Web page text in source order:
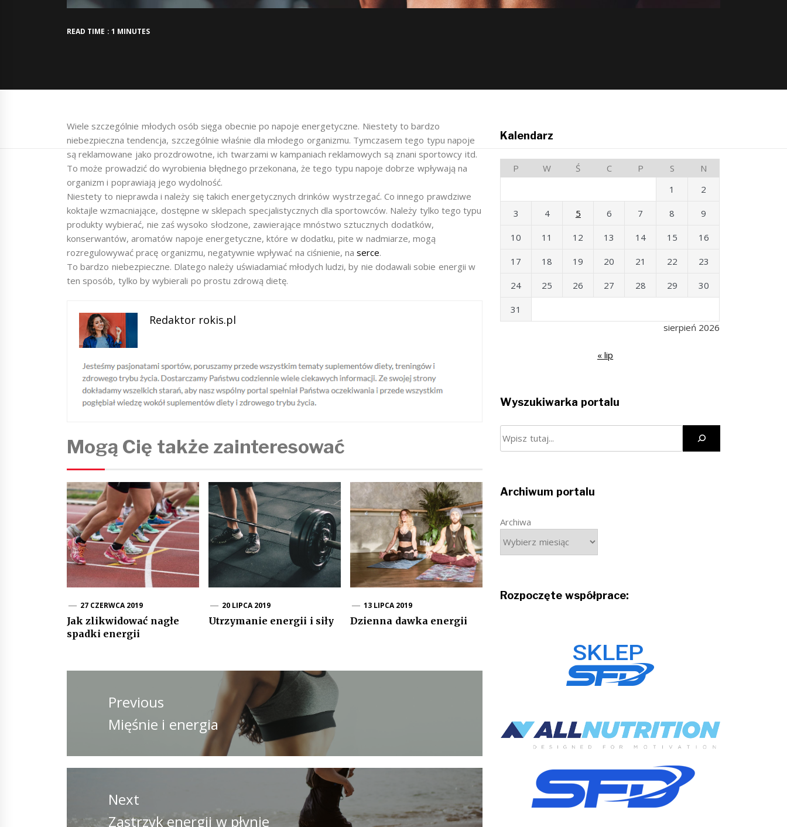
READ TIME : 1 MINUTES
Wiele szczególnie młodych osób sięga obecnie po napoje energetyczne. Niestety to bardzo
niebezpieczna tendencja, szczególnie właśnie dla młodego organizmu. Tymczasem tego typu napoje
są reklamowane jako prozdrowotne, ich twarzami w kampaniach reklamowych są znani sportowcy itd.
To może prowadzić do wyrobienia błędnego przekonana, że tego typu napoje dobrze wpływają na
organizm i poprawiają jego wydolność.
Niestety to nieprawda i należy się takich energetycznych drinków wystrzegać. Co innego prawdziwe
koktajle wzmacniające, dostępne w sklepach specjalistycznych dla sportowców. Należy tylko tego typu
produkty wybierać, nie zaś wysoko słodzone, zawierające mnóstwo sztucznych dodatków,
konserwantów, aromatów napoje energetyczne, które w dodatku, pite w nadmiarze, mogą
rozregulowywać pracę organizmu, negatywnie wpływać na ciśnienie, naserce.
To bardzo niebezpieczne. Dlatego należy uświadamiać młodych ludzi, by nie dodawali sobie energii w
ten sposób, tylko by wybierali po prostu zdrową dietę.
Redaktor rokis.pl
Mogą Cię także zainteresować
27 CZERWCA 2019
Jak zlikwidować nagłe
spadki energii
20 LIPCA 2019
Utrzymanie energii i siły
13 LIPCA 2019
Dzienna dawka energii
Nawigacja
wpisuPrevious
Previous
Mięśnie i energia
Next
Next
Zastrzyk energii w płynie
Kalendarz
sierpień 2026
P W Ś C P S
N
1
2
3 4 5 6 7 8 9
10 11 12 13 14 15 16
17 18 19 20 21 22 23
24 25 26 27 28 29 30
31
« lip
Wyszukiwarka portalu
Archiwum portalu
Archiwa
Rozpoczęte współprace: